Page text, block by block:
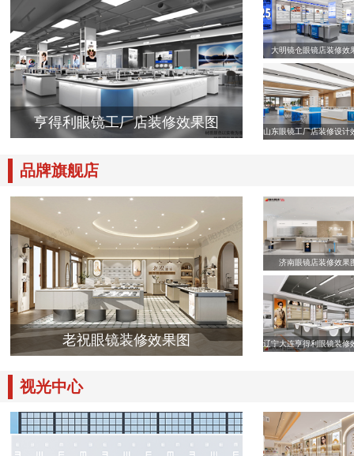
亨得利眼镜工厂店装修效果图
大明镜仓眼镜店装修效
山东眼镜工厂店装修设计
品牌旗舰店
老祝眼镜装修效果图
济南眼镜店装修效果
辽宁大连亨得利眼镜装修
视光中心